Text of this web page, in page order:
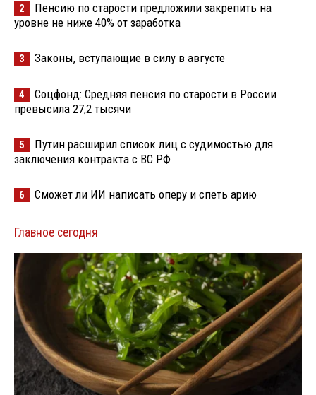
2
Пенсию по старости предложили закрепить на
уровне не ниже 40% от заработка
3 Законы, вступающие в силу в августе
4
Соцфонд: Средняя пенсия по старости в России
превысила 27,2 тысячи
5
Путин расширил список лиц с судимостью для
заключения контракта с ВС РФ
6 Сможет ли ИИ написать оперу и спеть арию
Главное сегодня